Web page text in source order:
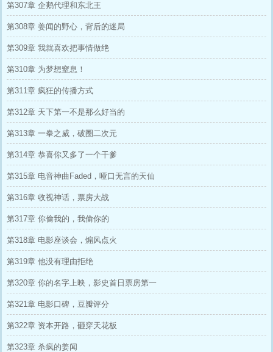
第307章 企鹅代理和东北王
第308章 姜闻的野心，背后的迷局
第309章 我就喜欢把事情做绝
第310章 为梦想窒息！
第311章 疯狂的传播方式
第312章 天下第一不是那么好当的
第313章 一拳之威，破圈二次元
第314章 恭喜你又多了一个干爹
第315章 电音神曲Faded，哑口无言的天仙
第316章 收视神话，票房大战
第317章 你偷我的，我偷你的
第318章 电影座谈会，煽风点火
第319章 他没有理由拒绝
第320章 你的名字上映，影史首日票房第一
第321章 电影口碑，豆瓣评分
第322章 资本开路，砸穿天花板
第323章 杀疯的姜闻